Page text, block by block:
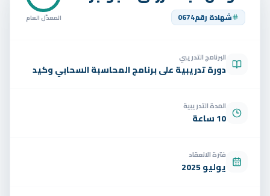
الوظائف
شهادة رقم0674 المعدّل العام
البرنامج التدريبي
دورة تدريبية على برنامج المحاسبة السحابي وكيد
المدة التدريبية
10 ساعة
فترة الانعقاد
يوليو 2025